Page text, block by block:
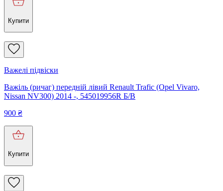
Купити
Важелі підвіски
Важіль (ричаг) передній лівий Renault Trafic (Opel Vivaro,
Nissan NV300) 2014 -, 545019956R Б/В
900 ₴
Купити